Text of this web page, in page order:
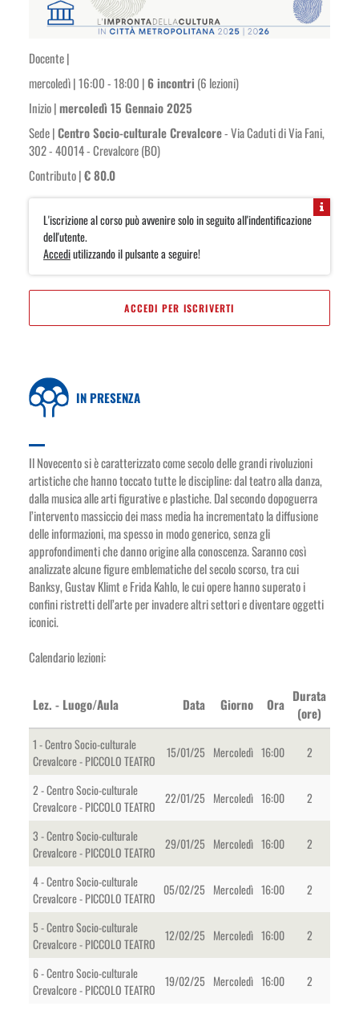
Docente |
mercoledì | 16:00 - 18:00 |6 incontri (6 lezioni)
Inizio |mercoledì 15 Gennaio 2025
Sede |Centro Socio-culturale Crevalcore- Via Caduti di Via Fani,
302 - 40014 - Crevalcore (BO)
Contributo |€ 80.0
L'iscrizione al corso può avvenire solo in seguito all'indentificazione
dell'utente.
Accediutilizzando il pulsante a seguire!
ACCEDI PER ISCRIVERTI
IN PRESENZA
Il Novecento si è caratterizzato come secolo delle grandi rivoluzioni
artistiche che hanno toccato tutte le discipline: dal teatro alla danza,
dalla musica alle arti figurative e plastiche. Dal secondo dopoguerra
l’intervento massiccio dei mass media ha incrementato la diffusione
delle informazioni, ma spesso in modo generico, senza gli
approfondimenti che danno origine alla conoscenza. Saranno così
analizzate alcune figure emblematiche del secolo scorso, tra cui
Banksy, Gustav Klimt e Frida Kahlo, le cui opere hanno superato i
confini ristretti dell’arte per invadere altri settori e diventare oggetti
iconici.
Calendario lezioni:
Lez. - Luogo/Aula Data Giorno Ora Durata
(ore)
1 - Centro Socio-culturale
Crevalcore - PICCOLO TEATRO
15/01/25 Mercoledì 16:00 2
2 - Centro Socio-culturale
Crevalcore - PICCOLO TEATRO
22/01/25 Mercoledì 16:00 2
3 - Centro Socio-culturale
Crevalcore - PICCOLO TEATRO
29/01/25 Mercoledì 16:00 2
4 - Centro Socio-culturale
Crevalcore - PICCOLO TEATRO
05/02/25 Mercoledì 16:00 2
5 - Centro Socio-culturale
Crevalcore - PICCOLO TEATRO
12/02/25 Mercoledì 16:00 2
6 - Centro Socio-culturale
Crevalcore - PICCOLO TEATRO
19/02/25 Mercoledì 16:00 2